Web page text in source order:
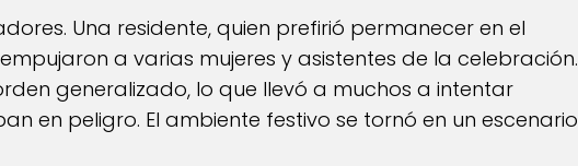
Una residente, quien prefirió permanecer en el
a varias mujeres y asistentes de la celebración.
generalizado, lo que llevó a muchos a intentar
en peligro. El ambiente festivo se tornó en un escenario